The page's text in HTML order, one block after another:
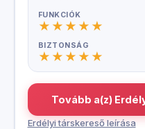
FUNKCIÓK
BIZTONSÁG
Tovább a(z)
Erdélyi társkereső leírása